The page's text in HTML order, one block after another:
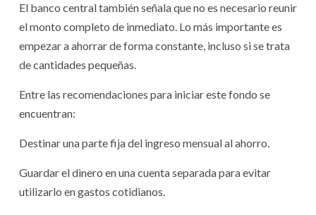
El banco central también señala que no es necesario reunir
el monto completo de inmediato. Lo más importante es
empezar a ahorrar de forma constante, incluso si se trata
de cantidades pequeñas.
Entre las recomendaciones para iniciar este fondo se
encuentran:
Destinar una parte fija del ingreso mensual al ahorro.
Guardar el dinero en una cuenta separada para evitar
utilizarlo en gastos cotidianos.